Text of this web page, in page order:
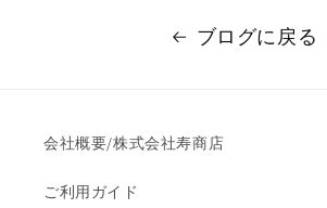
ブログに戻る
会社概要/株式会社寿商店
ご利用ガイド